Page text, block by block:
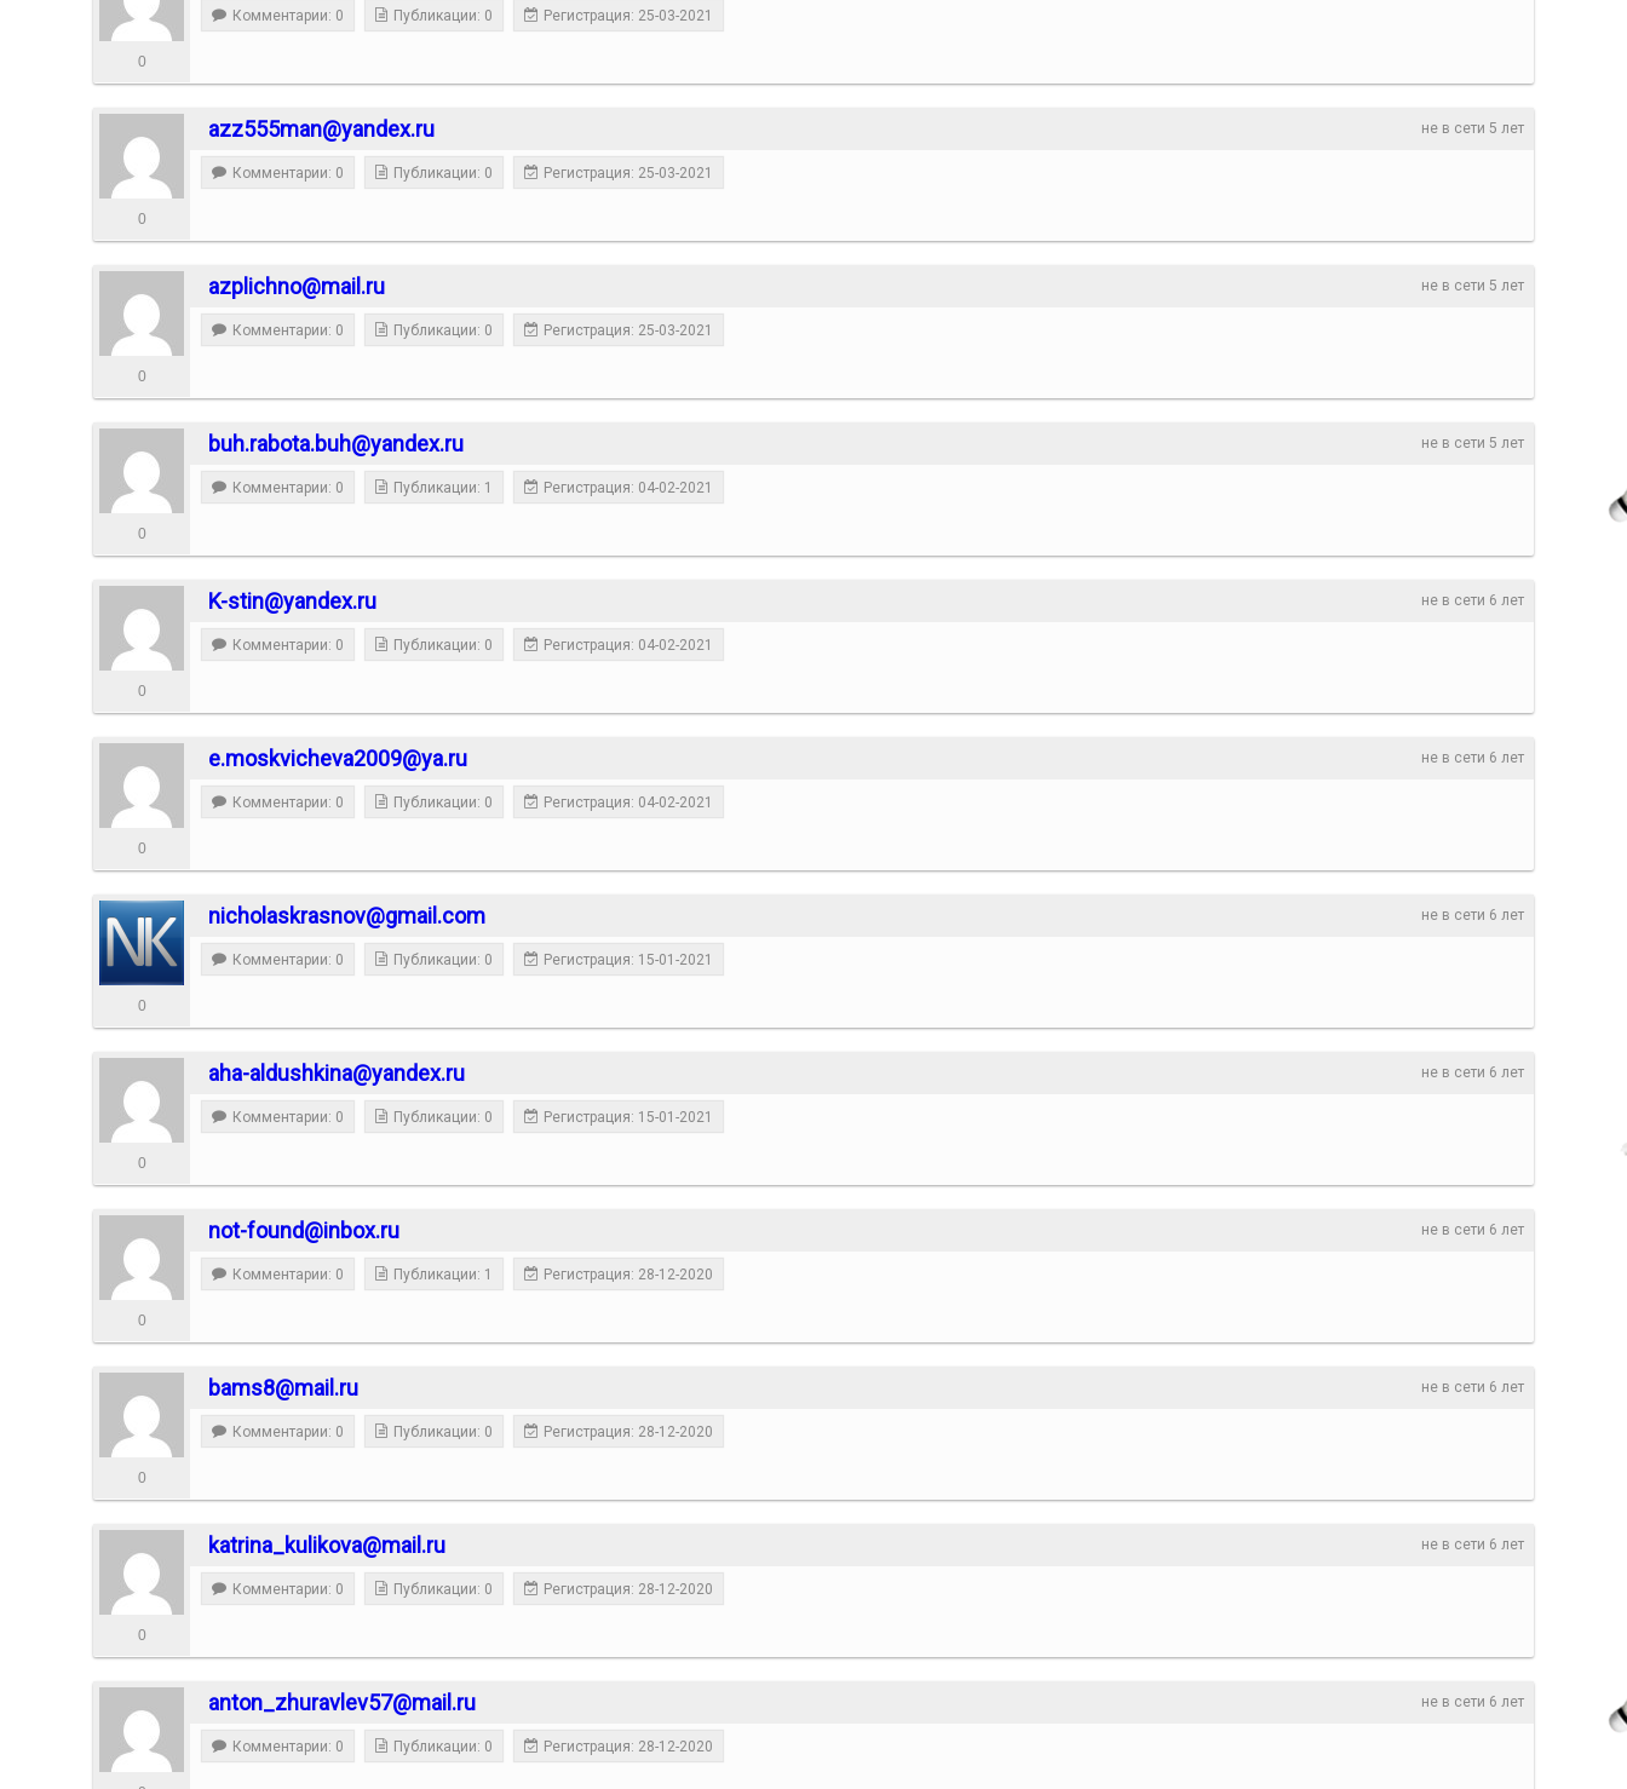
0
Комментарии: 0 Публикации: 0 Регистрация: 25-03-2021
не в сети 5 лет
azz555man@yandex.ru
0
Комментарии: 0 Публикации: 0 Регистрация: 25-03-2021
не в сети 5 лет
azplichno@mail.ru
0
Комментарии: 0 Публикации: 0 Регистрация: 25-03-2021
не в сети 5 лет
buh.rabota.buh@yandex.ru
0
Комментарии: 0 Публикации: 1 Регистрация: 04-02-2021
не в сети 6 лет
K-stin@yandex.ru
0
Комментарии: 0 Публикации: 0 Регистрация: 04-02-2021
не в сети 6 лет
e.moskvicheva2009@ya.ru
0
Комментарии: 0 Публикации: 0 Регистрация: 04-02-2021
не в сети 6 лет
nicholaskrasnov@gmail.com
0
Комментарии: 0 Публикации: 0 Регистрация: 15-01-2021
не в сети 6 лет
aha-aldushkina@yandex.ru
0
Комментарии: 0 Публикации: 0 Регистрация: 15-01-2021
не в сети 6 лет
not-found@inbox.ru
0
Комментарии: 0 Публикации: 1 Регистрация: 28-12-2020
не в сети 6 лет
bams8@mail.ru
0
Комментарии: 0 Публикации: 0 Регистрация: 28-12-2020
не в сети 6 лет
katrina_kulikova@mail.ru
0
Комментарии: 0 Публикации: 0 Регистрация: 28-12-2020
не в сети 6 лет
anton_zhuravlev57@mail.ru
Комментарии: 0 Публикации: 0 Регистрация: 28-12-2020